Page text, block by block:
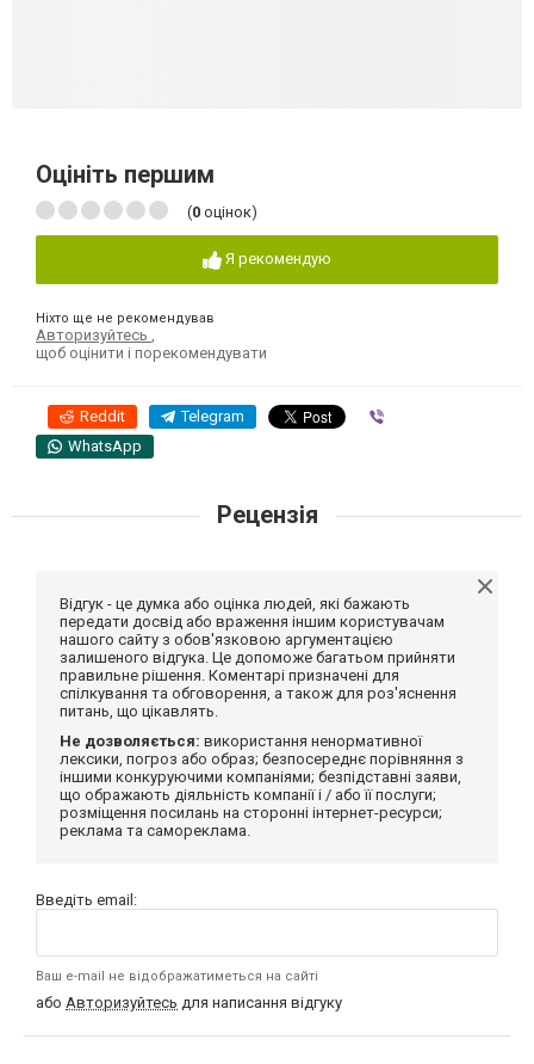
Оцініть першим
(0 оцінок)
Я рекомендую
Ніхто ще не рекомендував
Авторизуйтесь
щоб оцінити і порекомендувати
Reddit Telegram
WhatsApp
Рецензія
Відгук - це думка або оцінка людей, які бажають
передати досвід або враження іншим користувачам
нашого сайту з обов'язковою аргументацією
залишеного відгука. Це допоможе багатьом прийняти
правильне рішення. Коментарі призначені для
спілкування та обговорення, а також для роз'яснення
питань, що цікавлять.
Не дозволяється: використання ненормативної
лексики, погроз або образ; безпосереднє порівняння з
іншими конкуруючими компаніями; безпідставні заяви,
що ображають діяльність компанії і / або її послуги;
розміщення посилань на сторонні інтернет-ресурси;
реклама та самореклама.
Введіть email:
Ваш e-mail не відображатиметься на сайті
або Авторизуйтесь для написання відгуку